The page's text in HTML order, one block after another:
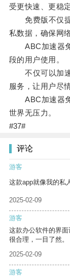
受更快速、更稳
免费版不仅提
私数据，确保网
ABC加速器免
段的用户使用。
不仅可以加速
服务，让用户尽
ABC加速器免
世界无压力。
#37#
评论
游客
这款app就像我的私
2025-02-09
游客
这款办公软件的界
很合理，一目了然。
2025-02-09
游客